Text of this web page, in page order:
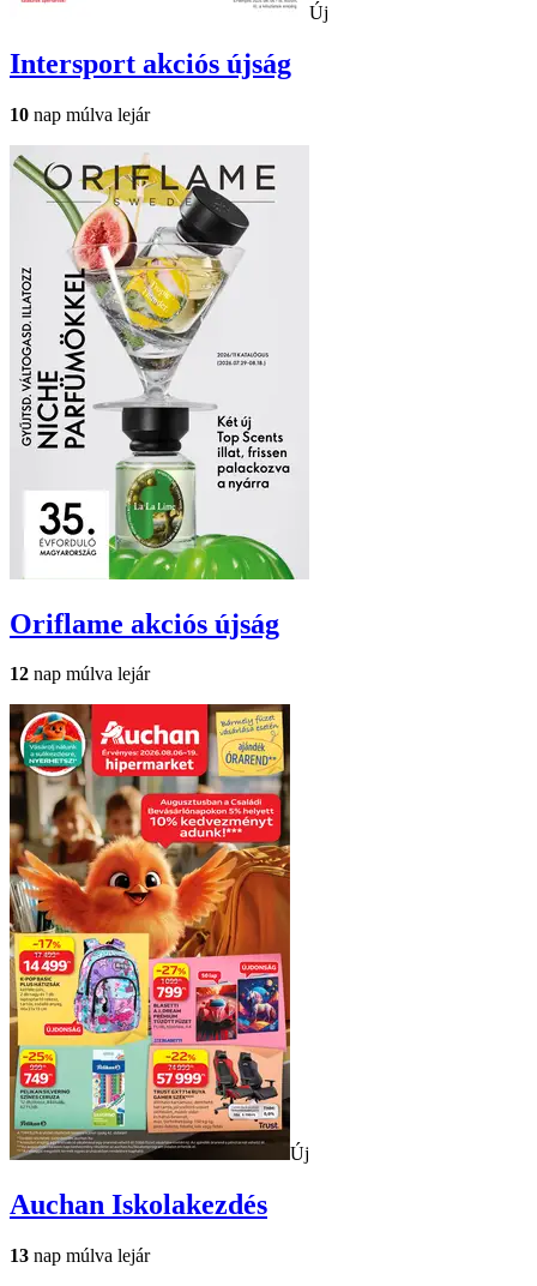
Új
Intersport akciós újság
10 nap múlva lejár
Oriflame akciós újság
12 nap múlva lejár
Új
Auchan Iskolakezdés
13 nap múlva lejár